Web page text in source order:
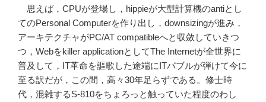
思えば，CPUが登場し，hippieが大型計算機のantiとし
てのPersonal Computerを作り出し，downsizingが進み，
アーキテクチャがPC/AT compatibleへと収斂していきつ
つ，Webをkiller applicationとしてThe Internetが全世界に
普及して，IT革命を謳歌した途端にITバブルが弾けて今に
至る訳だが，この間，高々30年足らずである。修士時
代，混雑するS-810をちょろっと触っていた程度のわし